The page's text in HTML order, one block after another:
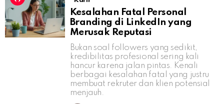
Kesalahan Fatal Personal
Branding di LinkedIn yang
Merusak Reputasi
Bukan soal followers yang sedikit,
kredibilitas profesional sering kali
hancur karena jalan pintas. Kenali
berbagai kesalahan fatal yang justru
membuat rekruter dan klien potensial
menjauh.